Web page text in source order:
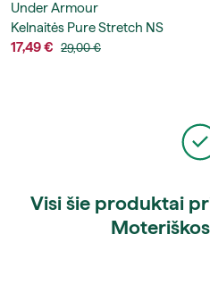
Under Armour
Kelnaitės Pure Stretch NS
Thong
17,49 € 29,00 €
Visi šie produktai